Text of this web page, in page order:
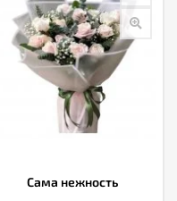
Сама нежность